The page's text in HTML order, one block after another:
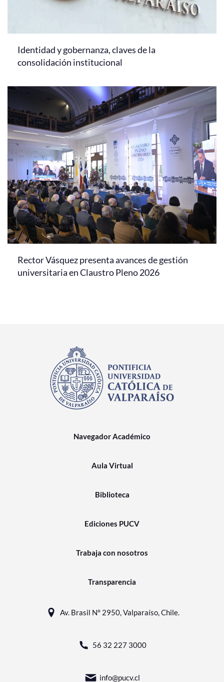
Identidad y gobernanza, claves de la
consolidación institucional
Rector Vásquez presenta avances de gestión
universitaria en Claustro Pleno 2026
Navegador Académico
Aula Virtual
Biblioteca
Ediciones PUCV
Trabaja con nosotros
Transparencia
Av. Brasil N° 2950, Valparaíso, Chile.
56 32 227 3000
info@pucv.cl